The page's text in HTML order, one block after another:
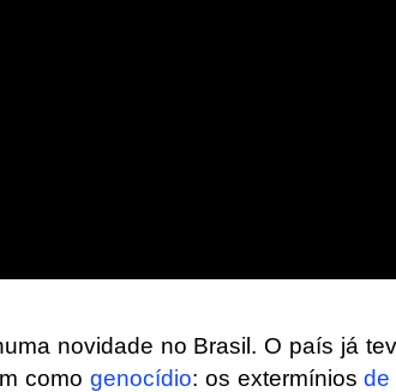
novidade no Brasil. O país já
como genocídio: os extermíniosde